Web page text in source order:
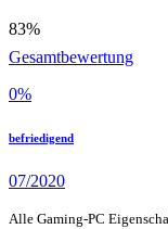
83%
Gesamtbewertung
0%
befriedigend
07/2020
Alle Gaming-PC